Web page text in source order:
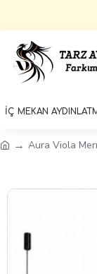
İÇ MEKAN
Aura Viola